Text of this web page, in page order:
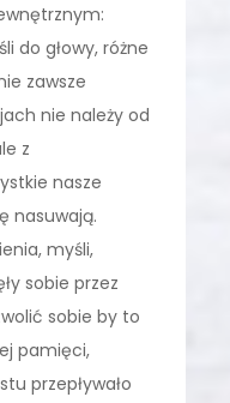
do głowy, różne
zawsze
nie należy od
z
nasze
nasuwają.
myśli,
sobie przez
sobie by to
pamięci,
przepływało